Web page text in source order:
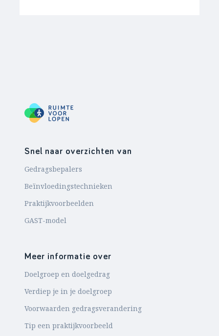
Snel naar overzichten van
Gedragsbepalers
Beïnvloedingstechnieken
Praktijkvoorbeelden
GAST-model
Meer informatie over
Doelgroep en doelgedrag
Verdiep je in je doelgroep
Voorwaarden gedragsverandering
Tip een praktijkvoorbeeld